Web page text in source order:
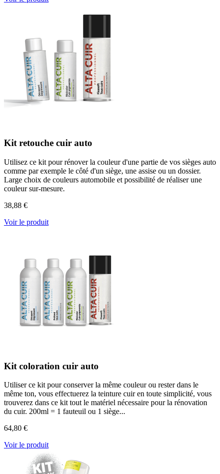
Kit retouche cuir auto
Utilisez ce kit pour rénover la couleur d'une partie de vos sièges auto
comme par exemple le côté d'un siège, une assise ou un dossier.
Large choix de couleurs automobile et possibilité de réaliser une
couleur sur-mesure.
38,88 €
Voir le produit
Kit coloration cuir auto
Utiliser ce kit pour conserver la même couleur ou rester dans le
même ton, vous effectuerez la teinture cuir en toute simplicité, vous
trouverez dans ce kit tout le matériel nécessaire pour la rénovation
du cuir. 200ml = 1 fauteuil ou 1 siège...
64,80 €
Voir le produit